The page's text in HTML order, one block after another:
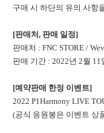
구매 시 하단의 유의 사항
[판매처, 판매 일정]
판매처 : FNC STORE /
판매 기간 : 2022년 2월 11
[예약판매 한정 이벤트]
2022 P1Harmony LIVE
(공식 응원봉은 이벤트 상